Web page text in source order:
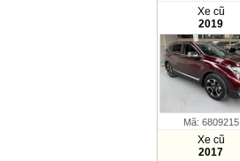
Xe cũ
2019
Mã: 6809215
Xe cũ
2017